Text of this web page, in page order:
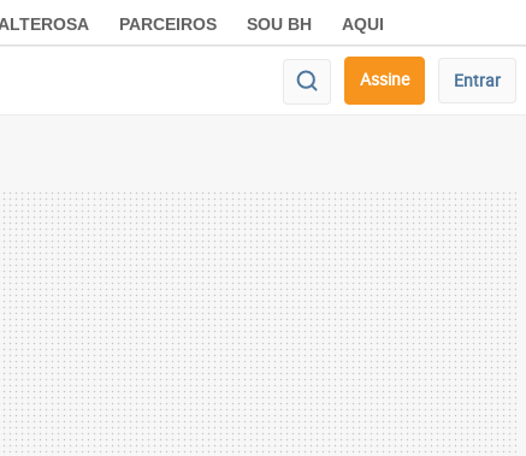
PARCEIROS SOU BH AQUI
Assine Entrar